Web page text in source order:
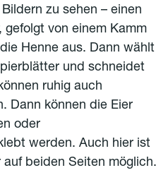
zu sehen – einen
gefolgt von einem Kamm
Henne aus. Dann wählt
und schneidet
ruhig auch
Dann können die Eier
oder
werden. Auch hier ist
beiden Seiten möglich.